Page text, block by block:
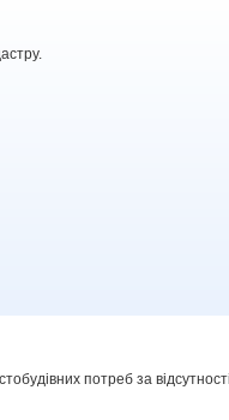
потреб за